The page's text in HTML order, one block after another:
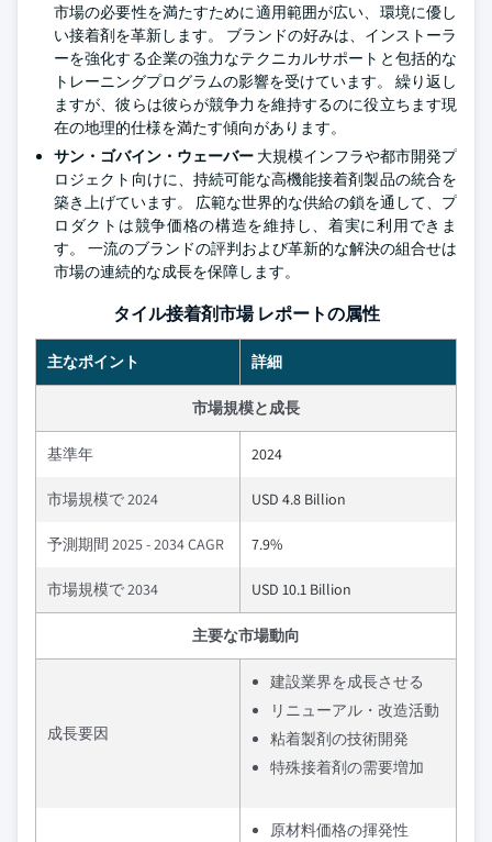
市場の必要性を満たすために適用範囲が広い、環境に優し
い接着剤を革新します。 ブランドの好みは、インストーラ
ーを強化する企業の強力なテクニカルサポートと包括的な
トレーニングプログラムの影響を受けています。 繰り返し
ますが、彼らは彼らが競争力を維持するのに役立ちます現
在の地理的仕様を満たす傾向があります。
サン・ゴバイン・ウェーバー 大規模インフラや都市開発プ
ロジェクト向けに、持続可能な高機能接着剤製品の統合を
築き上げています。 広範な世界的な供給の鎖を通して、プ
ロダクトは競争価格の構造を維持し、着実に利用できま
す。 一流のブランドの評判および革新的な解決の組合せは
市場の連続的な成長を保障します。
タイル接着剤市場 レポートの属性
主なポイント 詳細
市場規模と成長
基準年 2024
市場規模で 2024 USD 4.8 Billion
予測期間 2025 - 2034 CAGR 7.9%
市場規模で 2034 USD 10.1 Billion
主要な市場動向
成長要因
建設業界を成長させる
リニューアル・改造活動
粘着製剤の技術開発
特殊接着剤の需要増加
原材料価格の揮発性